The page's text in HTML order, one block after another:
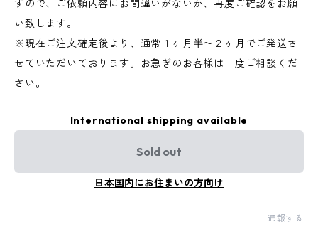
すので、ご依頼内容にお間違いがないか、再度ご確認をお願
い致します。
※現在ご注文確定後より、通常１ヶ月半〜２ヶ月でご発送さ
せていただいております。お急ぎのお客様は一度ご相談くだ
さい。
International shipping available
Sold out
日本国内にお住まいの方向け
通報する